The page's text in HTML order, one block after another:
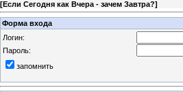
[Если Сегодня как Вчера - зачем Завтра?]
Форма входа
Логин:
Пароль:
запомнить